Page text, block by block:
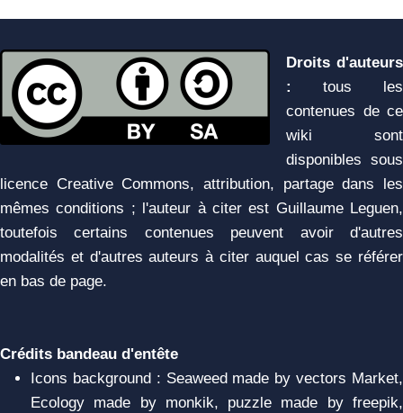
Droits d'auteurs
:
tous les
contenues de ce
wiki sont
disponibles sous
licence Creative Commons, attribution, partage dans les
mêmes conditions ; l'auteur à citer est Guillaume Leguen,
toutefois certains contenues peuvent avoir d'autres
modalités et d'autres auteurs à citer auquel cas se référer
en bas de page.
Crédits bandeau d'entête
Icons background : Seaweed made by vectors Market,
Ecology made by monkik, puzzle made by freepik,